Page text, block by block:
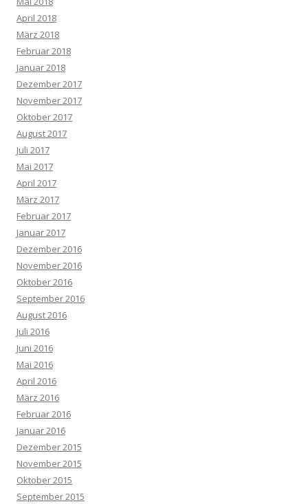
April 2018
März 2018
Februar 2018
Januar 2018
Dezember 2017
November 2017
Oktober 2017
August 2017
Juli 2017
Mai 2017
April 2017
März 2017
Februar 2017
Januar 2017
Dezember 2016
November 2016
Oktober 2016
September 2016
August 2016
Juli 2016
Juni 2016
Mai 2016
April 2016
März 2016
Februar 2016
Januar 2016
Dezember 2015
November 2015
Oktober 2015
September 2015